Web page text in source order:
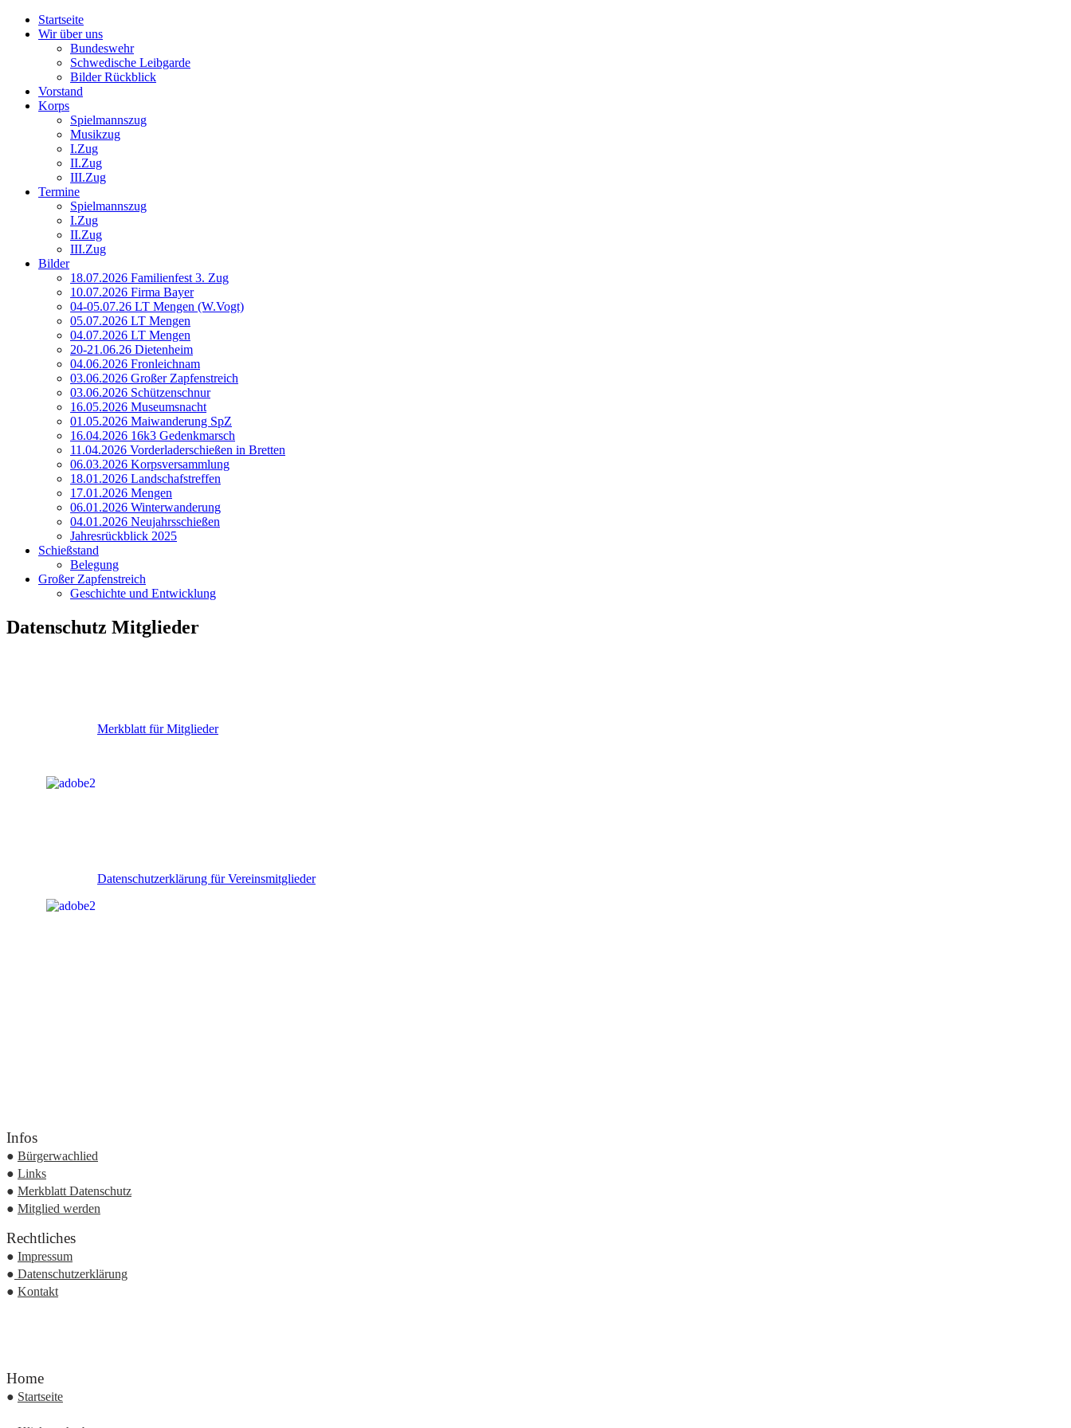
Startseite
Wir über uns
Bundeswehr
Schwedische Leibgarde
Bilder Rückblick
Vorstand
Korps
Spielmannszug
Musikzug
I.Zug
II.Zug
III.Zug
Termine
Spielmannszug
I.Zug
II.Zug
III.Zug
Bilder
18.07.2026 Familienfest 3. Zug
10.07.2026 Firma Bayer
04-05.07.26 LT Mengen (W.Vogt)
05.07.2026 LT Mengen
04.07.2026 LT Mengen
20-21.06.26 Dietenheim
04.06.2026 Fronleichnam
03.06.2026 Großer Zapfenstreich
03.06.2026 Schützenschnur
16.05.2026 Museumsnacht
01.05.2026 Maiwanderung SpZ
16.04.2026 16k3 Gedenkmarsch
11.04.2026 Vorderladerschießen in Bretten
06.03.2026 Korpsversammlung
18.01.2026 Landschafstreffen
17.01.2026 Mengen
06.01.2026 Winterwanderung
04.01.2026 Neujahrsschießen
Jahresrückblick 2025
Schießstand
Belegung
Großer Zapfenstreich
Geschichte und Entwicklung
Datenschutz Mitglieder
Merkblatt für Mitglieder
Datenschutzerklärung für Vereinsmitglieder
Infos
● Bürgerwachlied
● Links
● Merkblatt Datenschutz
● Mitglied werden
Rechtliches
● Impressum
● Datenschutzerklärung
● Kontakt
Home
● Startseite